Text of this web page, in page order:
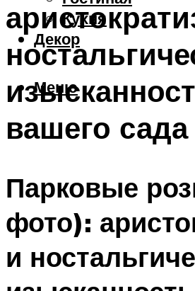
Кухня
Декор
Меню
вашего сада
Парковые
фото):
и